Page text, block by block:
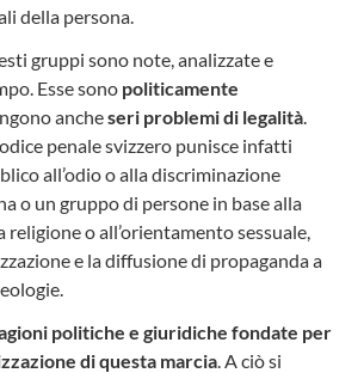
della persona.
gruppi sono note, analizzate e
Esse sono politicamente
ancheseri problemi di legalità.
penale svizzero punisce infatti
all’odio o alla discriminazione
o un gruppo di persone in base alla
religione o all’orientamento sessuale,
e la diffusione di propaganda a
politiche e giuridiche fondate per
di questa marcia. A ciò si